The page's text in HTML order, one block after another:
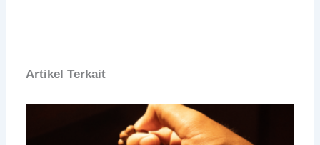
Artikel Terkait